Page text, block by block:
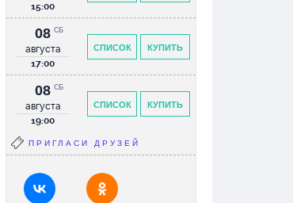
15:00
КУПИТЬ
СПИСОК
08
августа
СБ
17:00
КУПИТЬ
СПИСОК
08
августа
СБ
19:00
ПРИГЛАСИ ДРУЗЕЙ